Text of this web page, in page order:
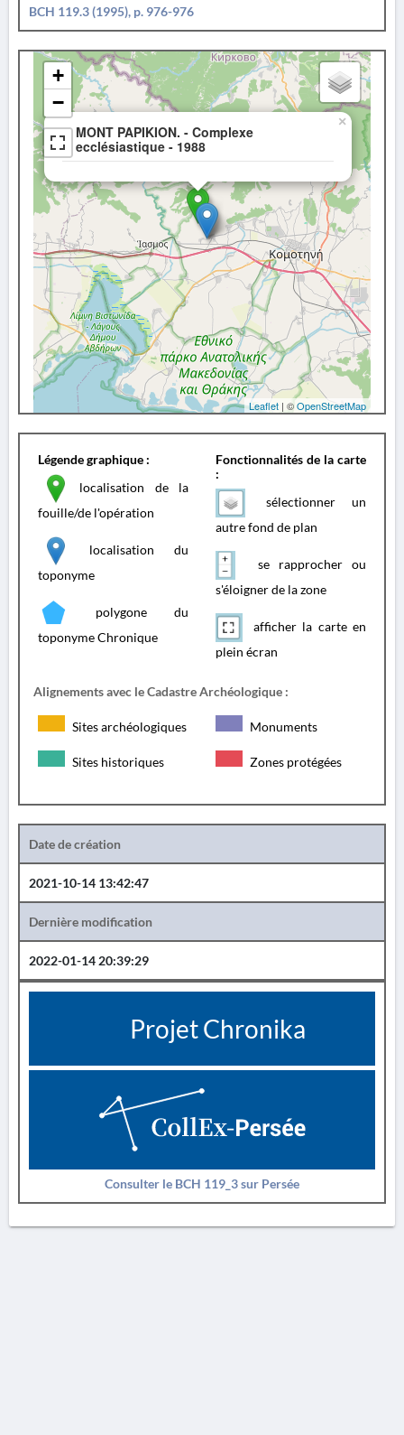
BCH 119.3 (1995), p. 976-976
MONT PAPIKION. - Complexe
ecclésiastique - 1988
×
+
−
Leaflet | ©OpenStreetMap
Légende graphique :
localisation de la
fouille/de l'opération
localisation du
toponyme
polygone du
toponyme Chronique
Fonctionnalités de la carte
:
sélectionner un
autre fond de plan
se rapprocher ou
s'éloigner de la zone
afficher la carte en
plein écran
Alignements avec le Cadastre Archéologique :
Sites archéologiques Monuments
Sites historiques Zones protégées
Date de création
2021-10-14 13:42:47
Dernière modification
2022-01-14 20:39:29
Projet Chronika
Consulter le BCH 119_3 sur Persée